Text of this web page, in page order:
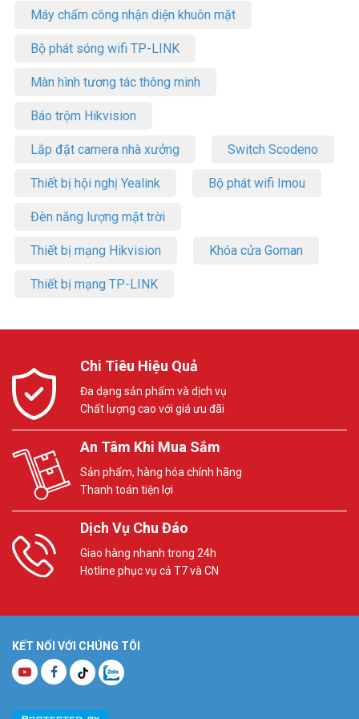
Máy chấm công nhận diện khuôn mặt
Bộ phát sóng wifi TP-LINK
Màn hình tương tác thông minh
Báo trộm Hikvision
Lắp đặt camera nhà xưởng Switch Scodeno
Thiết bị hội nghị Yealink Bộ phát wifi Imou
Đèn năng lượng mặt trời
Thiết bị mạng Hikvision Khóa cửa Goman
Thiết bị mạng TP-LINK
Chi Tiêu Hiệu Quả
Đa dạng sản phẩm và dịch vụ
Chất lượng cao với giá ưu đãi
An Tâm Khi Mua Sắm
Sản phẩm, hàng hóa chính hãng
Thanh toán tiện lợi
Dịch Vụ Chu Đáo
Giao hàng nhanh trong 24h
Hotline phục vụ cả T7 và CN
KẾT NỐI VỚI CHÚNG TÔI